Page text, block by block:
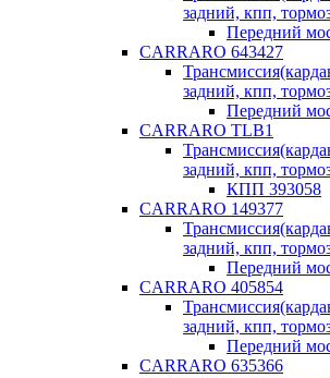
задний, кпп,
Передний
CARRARO 643427
задний, кпп,
Передний
CARRARO TLB1
задний, кпп,
КПП 393058
CARRARO 149377
задний, кпп,
Передний
CARRARO 405854
задний, кпп,
Передний
CARRARO 635366